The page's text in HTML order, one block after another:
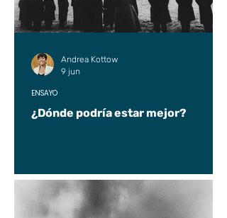
¿Dónde podría estar mejor?
ENSAYO
Andrea Kottow
9 jun